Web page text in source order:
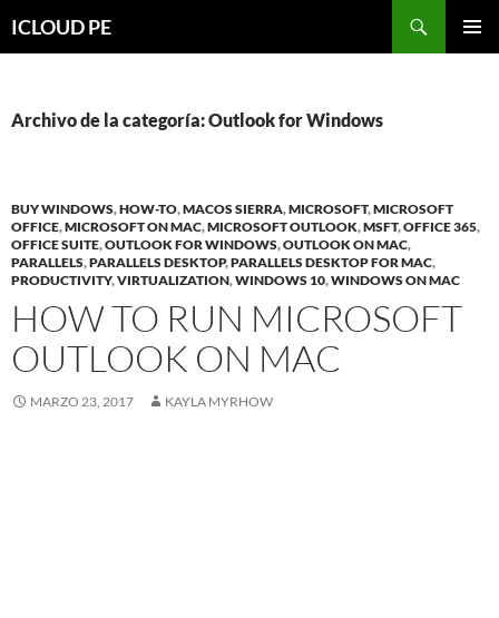
hacia
ICLOUD PE
Archivo de la categoría: Outlook for Windows
BUY WINDOWS,HOW-TO,MACOS SIERRA,MICROSOFT,MICROSOFT
OFFICE,MICROSOFT ON MAC,MICROSOFT OUTLOOK,MSFT,OFFICE 365,
OFFICE SUITE,OUTLOOK FOR WINDOWS,OUTLOOK ON MAC,
PARALLELS,PARALLELS DESKTOP,PARALLELS DESKTOP FOR MAC,
PRODUCTIVITY,VIRTUALIZATION,WINDOWS 10,WINDOWS ON MAC
HOW TO RUN MICROSOFT
OUTLOOK ON MAC
MARZO 23, 2017 KAYLA MYRHOW